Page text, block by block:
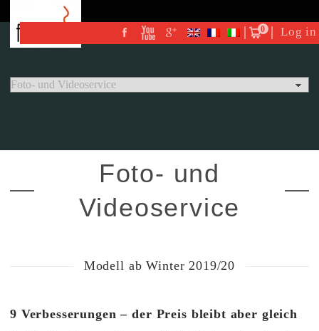
0 Log in
Foto- und
Videoservice
Modell ab Winter 2019/20
9 Verbesserungen – der Preis bleibt aber gleich